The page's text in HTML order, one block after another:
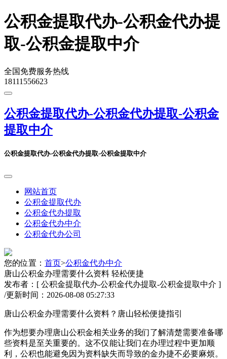
公积金提取代办-公积金代办提
取-公积金提取中介
全国免费服务热线
18111556623
公积金提取代办-公积金代办提取-公积金
提取中介
公积金提取代办-公积金代办提取-公积金提取中介
网站首页
公积金提取代办
公积金代办提取
公积金代办中介
公积金代办公司
您的位置： 首页>公积金代办中介
唐山公积金办理需要什么资料 轻松便捷
发布者：[ 公积金提取代办-公积金代办提取-公积金提取中介 ]
/更新时间：2026-08-08 05:27:33
唐山公积金办理需要什么资料？唐山轻松便捷指引
作为想要办理唐山公积金相关业务的我们了解清楚需要准备哪
些资料是至关重要的。这不仅能让我们在办理过程中更加顺
利，公积也能避免因为资料缺失而导致的金办捷不必要麻烦。